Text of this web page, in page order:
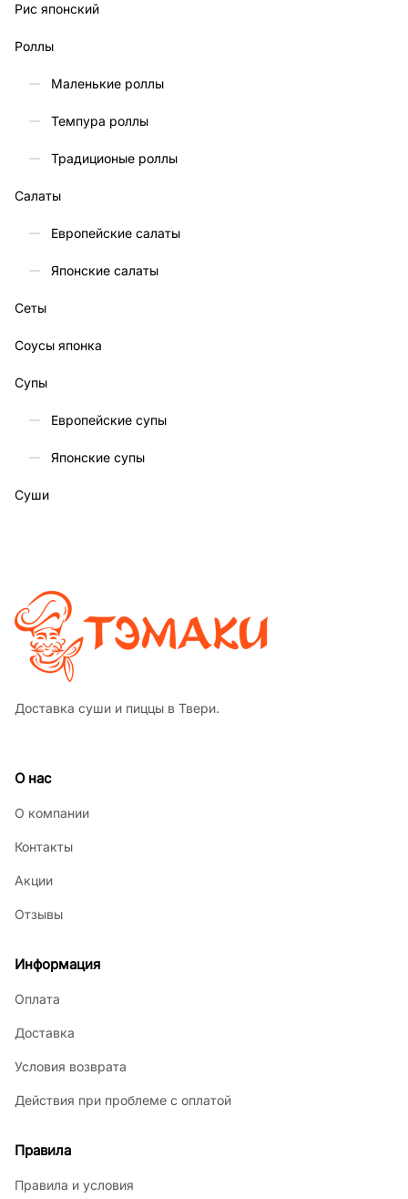
Рис японский
Роллы
Маленькие роллы
Темпура роллы
Традиционые роллы
Салаты
Европейские салаты
Японские салаты
Сеты
Соусы японка
Супы
Европейские супы
Японские супы
Суши
Доставка суши и пиццы в Твери.
О нас
О компании
Контакты
Акции
Отзывы
Информация
Оплата
Доставка
Условия возврата
Действия при проблеме с оплатой
Правила
Правила и условия